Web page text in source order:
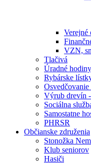
Verejné
VZN,
Tlačivá
Úradné
Rybárske
Výrub drevín
Sociálna
Samostatne
PHRSR
Občianske združenia
Stonožka
Klub seniorov
Hasiči